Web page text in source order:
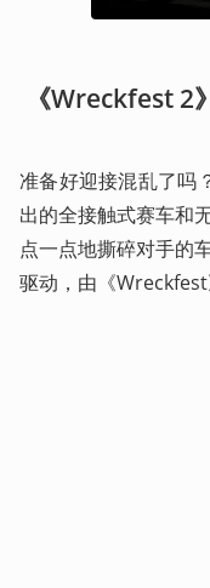
《Wreckfest 2
准备好迎接混乱了吗
出的全接触式赛车和
点一点地撕碎对手的
驱动，由《